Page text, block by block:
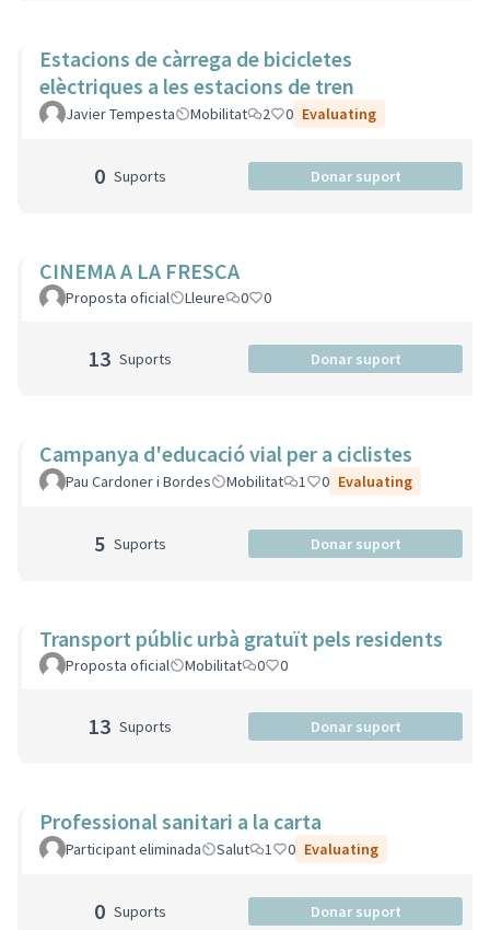
Estacions de càrrega de bicicletes
elèctriques a les estacions de tren
Javier Tempesta Mobilitat 2 0 Evaluating
0 Suports Donar suport
CINEMA A LA FRESCA
Proposta oficial Lleure 0 0
13 Suports Donar suport
Campanya d'educació vial per a ciclistes
Pau Cardoner i Bordes Mobilitat 1 0 Evaluating
5 Suports Donar suport
Transport públic urbà gratuït pels residents
Proposta oficial Mobilitat 0 0
13 Suports Donar suport
Professional sanitari a la carta
Participant eliminada Salut 1 0 Evaluating
0 Suports Donar suport